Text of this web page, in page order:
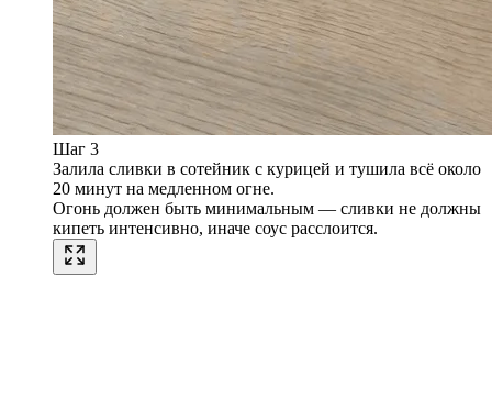
Шаг 3
Залила сливки в сотейник с курицей и тушила всё около
20 минут на медленном огне.
Огонь должен быть минимальным — сливки не должны
кипеть интенсивно, иначе соус расслоится.